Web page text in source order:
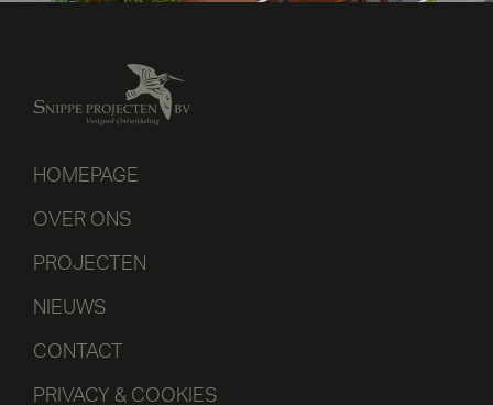
HOMEPAGE
OVER ONS
PROJECTEN
NIEUWS
CONTACT